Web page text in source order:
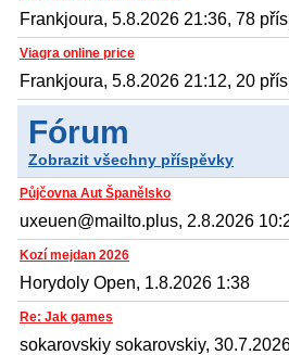
Frankjoura, 5.8.2026 21:36, 78
Viagra online price
Frankjoura, 5.8.2026 21:12, 20
Fórum
Zobrazit všechny příspěvky
Půjčovna Aut Španělsko
uxeuen@mailto.plus, 2.8.2026
Kozí mejdan 2026
Horydoly Open, 1.8.2026 1:38
Re: Jak games
sokarovskiy sokarovskiy,